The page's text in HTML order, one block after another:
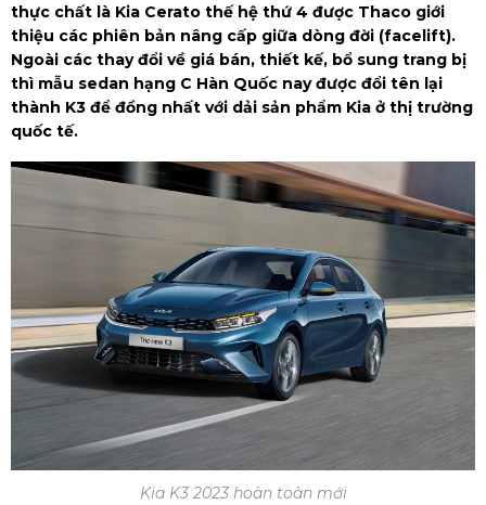
thực chất là Kia Cerato thế hệ thứ 4 được Thaco giới
thiệu các phiên bản nâng cấp giữa dòng đời (facelift).
Ngoài các thay đổi về giá bán, thiết kế, bổ sung trang bị
thì mẫu sedan hạng C Hàn Quốc nay được đổi tên lại
thành K3 để đồng nhất với dải sản phẩm Kia ở thị trường
quốc tế.
Kia K3 2023 hoàn toàn mới